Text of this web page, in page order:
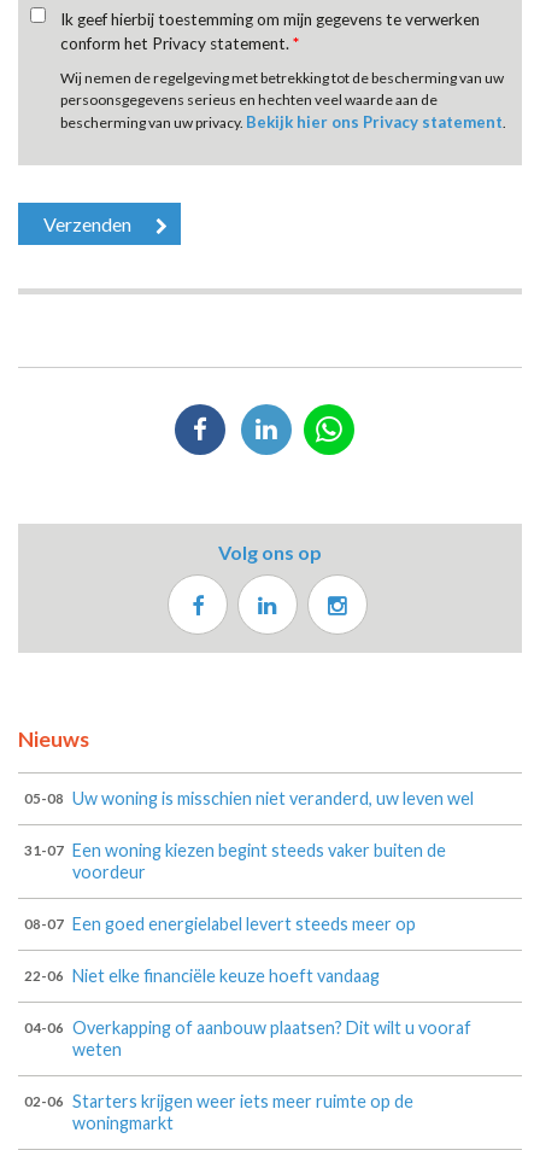
Ik geef hierbij toestemming om mijn gegevens te verwerken
conform het Privacy statement. *
Wij nemen de regelgeving met betrekking tot de bescherming van uw
persoonsgegevens serieus en hechten veel waarde aan de
bescherming van uw privacy. Bekijk hier ons Privacy statement
Volg ons op
Nieuws
05-08 Uw woning is misschien niet veranderd, uw leven wel
31-07 Een woning kiezen begint steeds vaker buiten de
voordeur
08-07 Een goed energielabel levert steeds meer op
22-06 Niet elke financiële keuze hoeft vandaag
04-06
Overkapping of aanbouw plaatsen? Dit wilt u vooraf
weten
02-06
Starters krijgen weer iets meer ruimte op de
woningmarkt